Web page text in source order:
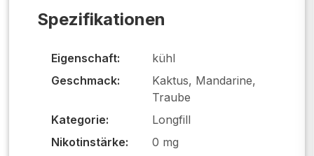
Spezifikationen
Eigenschaft:
kühl
Geschmack:
Kaktus, Mandarine,
Traube
Kategorie:
Longfill
Nikotinstärke:
0 mg